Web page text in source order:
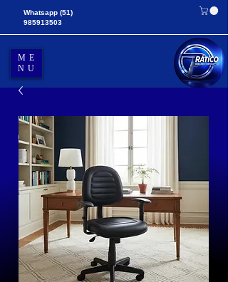
ME
NU
Whatsapp (51)
985913503